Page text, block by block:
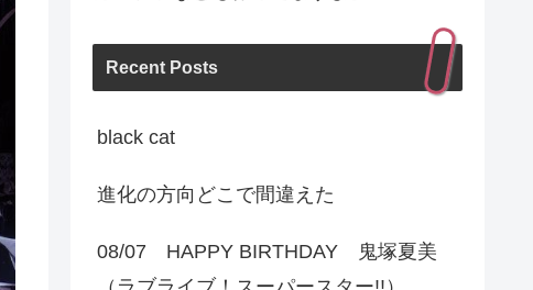
Recent Posts
black cat
進化の方向どこで間違えた
08/07 HAPPY BIRTHDAY 鬼塚夏美